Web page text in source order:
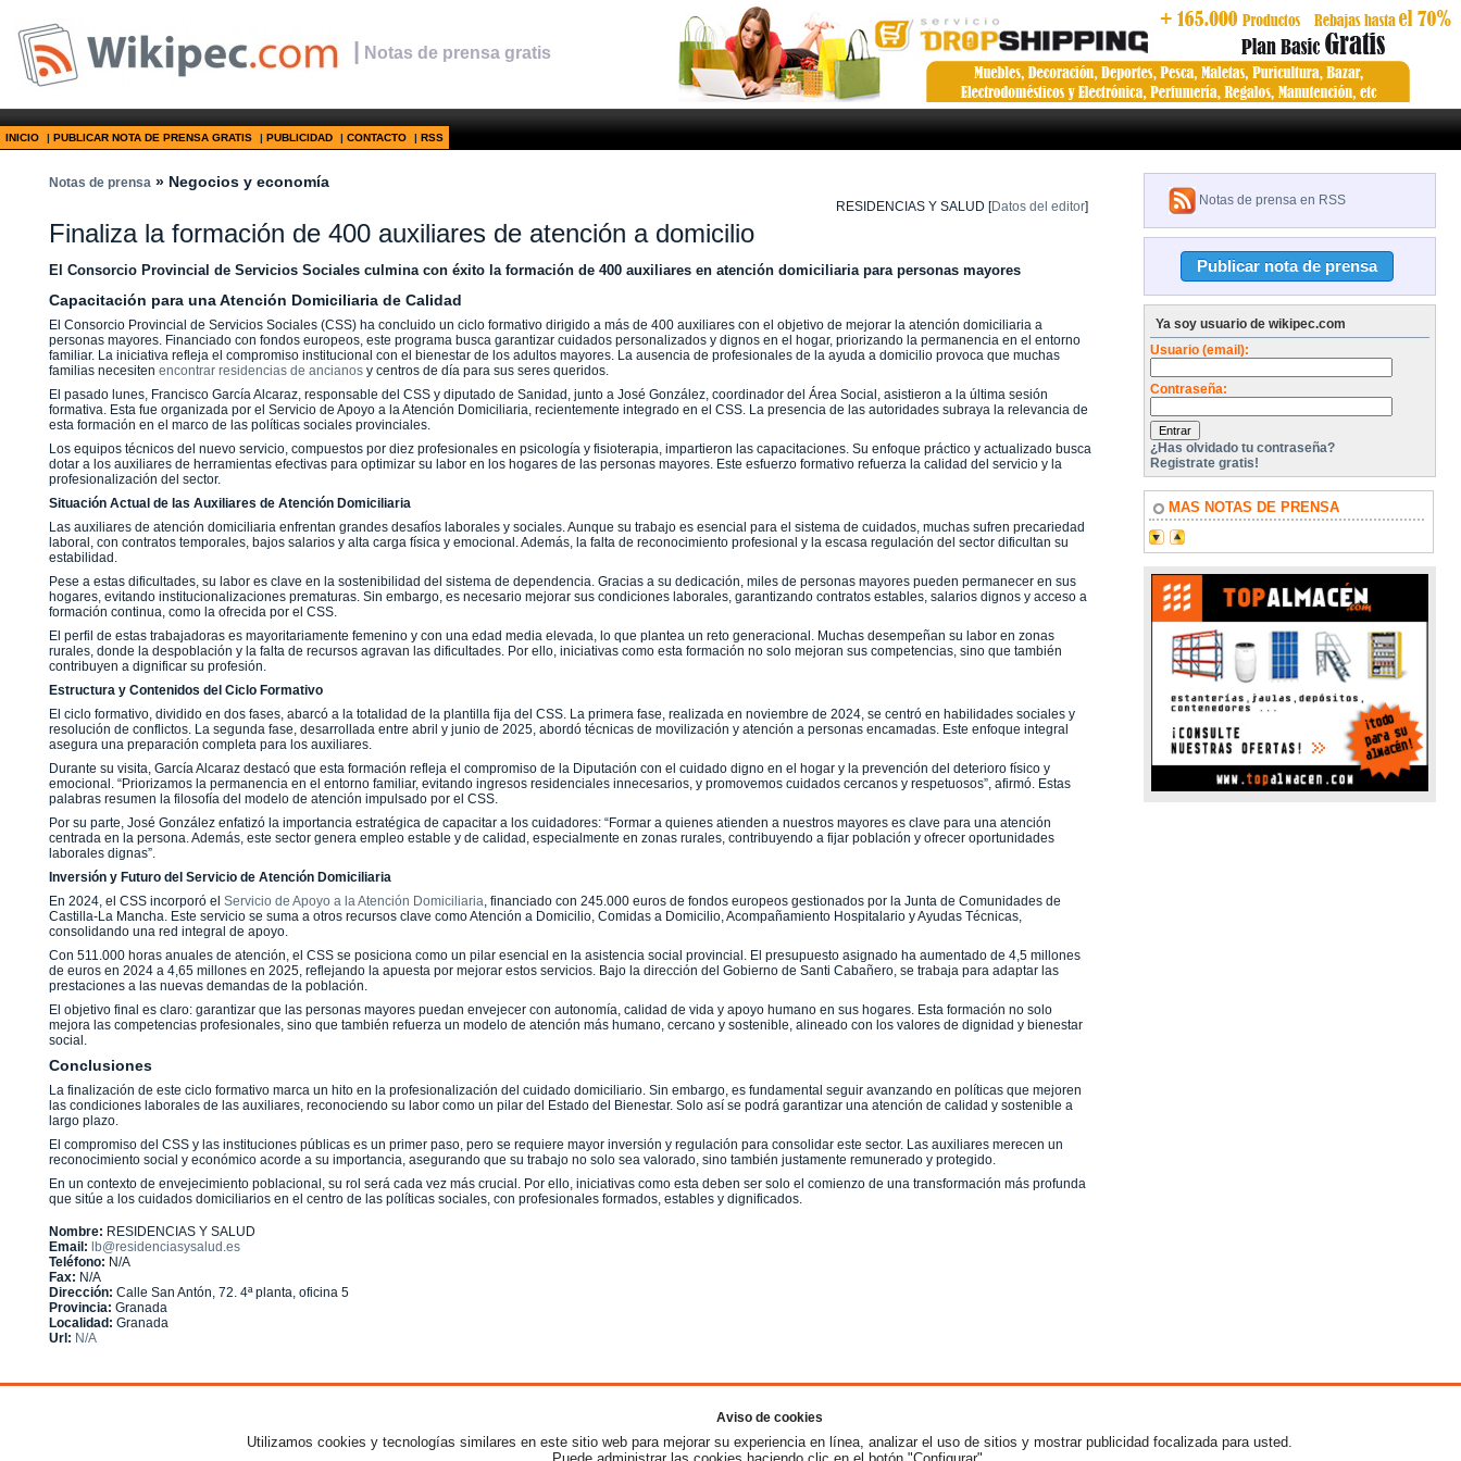
| Notas de prensa gratis
INICIO | PUBLICAR NOTA DE PRENSA GRATIS | PUBLICIDAD | CONTACTO | RSS
Notas de prensa » Negocios y economía
RESIDENCIAS Y SALUD [Datos del editor]
Finaliza la formación de 400 auxiliares de atención a domicilio
El Consorcio Provincial de Servicios Sociales culmina con éxito la formación de 400 auxiliares en atención domiciliaria para personas mayores
Capacitación para una Atención Domiciliaria de Calidad
El Consorcio Provincial de Servicios Sociales (CSS) ha concluido un ciclo formativo dirigido a más de 400 auxiliares con el objetivo de mejorar la atención domiciliaria a
personas mayores. Financiado con fondos europeos, este programa busca garantizar cuidados personalizados y dignos en el hogar, priorizando la permanencia en el entorno
familiar. La iniciativa refleja el compromiso institucional con el bienestar de los adultos mayores. La ausencia de profesionales de la ayuda a domicilio provoca que muchas
familias necesiten encontrar residencias de ancianos y centros de día para sus seres queridos.
El pasado lunes, Francisco García Alcaraz, responsable del CSS y diputado de Sanidad, junto a José González, coordinador del Área Social, asistieron a la última sesión
formativa. Esta fue organizada por el Servicio de Apoyo a la Atención Domiciliaria, recientemente integrado en el CSS. La presencia de las autoridades subraya la relevancia de
esta formación en el marco de las políticas sociales provinciales.
Los equipos técnicos del nuevo servicio, compuestos por diez profesionales en psicología y fisioterapia, impartieron las capacitaciones. Su enfoque práctico y actualizado busca
dotar a los auxiliares de herramientas efectivas para optimizar su labor en los hogares de las personas mayores. Este esfuerzo formativo refuerza la calidad del servicio y la
profesionalización del sector.
Situación Actual de las Auxiliares de Atención Domiciliaria
Las auxiliares de atención domiciliaria enfrentan grandes desafíos laborales y sociales. Aunque su trabajo es esencial para el sistema de cuidados, muchas sufren precariedad
laboral, con contratos temporales, bajos salarios y alta carga física y emocional. Además, la falta de reconocimiento profesional y la escasa regulación del sector dificultan su
estabilidad.
Pese a estas dificultades, su labor es clave en la sostenibilidad del sistema de dependencia. Gracias a su dedicación, miles de personas mayores pueden permanecer en sus
hogares, evitando institucionalizaciones prematuras. Sin embargo, es necesario mejorar sus condiciones laborales, garantizando contratos estables, salarios dignos y acceso a
formación continua, como la ofrecida por el CSS.
El perfil de estas trabajadoras es mayoritariamente femenino y con una edad media elevada, lo que plantea un reto generacional. Muchas desempeñan su labor en zonas
rurales, donde la despoblación y la falta de recursos agravan las dificultades. Por ello, iniciativas como esta formación no solo mejoran sus competencias, sino que también
contribuyen a dignificar su profesión.
Estructura y Contenidos del Ciclo Formativo
El ciclo formativo, dividido en dos fases, abarcó a la totalidad de la plantilla fija del CSS. La primera fase, realizada en noviembre de 2024, se centró en habilidades sociales y
resolución de conflictos. La segunda fase, desarrollada entre abril y junio de 2025, abordó técnicas de movilización y atención a personas encamadas. Este enfoque integral
asegura una preparación completa para los auxiliares.
Durante su visita, García Alcaraz destacó que esta formación refleja el compromiso de la Diputación con el cuidado digno en el hogar y la prevención del deterioro físico y
emocional. “Priorizamos la permanencia en el entorno familiar, evitando ingresos residenciales innecesarios, y promovemos cuidados cercanos y respetuosos”, afirmó. Estas
palabras resumen la filosofía del modelo de atención impulsado por el CSS.
Por su parte, José González enfatizó la importancia estratégica de capacitar a los cuidadores: “Formar a quienes atienden a nuestros mayores es clave para una atención
centrada en la persona. Además, este sector genera empleo estable y de calidad, especialmente en zonas rurales, contribuyendo a fijar población y ofrecer oportunidades
laborales dignas”.
Inversión y Futuro del Servicio de Atención Domiciliaria
En 2024, el CSS incorporó el Servicio de Apoyo a la Atención Domiciliaria, financiado con 245.000 euros de fondos europeos gestionados por la Junta de Comunidades de
Castilla-La Mancha. Este servicio se suma a otros recursos clave como Atención a Domicilio, Comidas a Domicilio, Acompañamiento Hospitalario y Ayudas Técnicas,
consolidando una red integral de apoyo.
Con 511.000 horas anuales de atención, el CSS se posiciona como un pilar esencial en la asistencia social provincial. El presupuesto asignado ha aumentado de 4,5 millones
de euros en 2024 a 4,65 millones en 2025, reflejando la apuesta por mejorar estos servicios. Bajo la dirección del Gobierno de Santi Cabañero, se trabaja para adaptar las
prestaciones a las nuevas demandas de la población.
El objetivo final es claro: garantizar que las personas mayores puedan envejecer con autonomía, calidad de vida y apoyo humano en sus hogares. Esta formación no solo
mejora las competencias profesionales, sino que también refuerza un modelo de atención más humano, cercano y sostenible, alineado con los valores de dignidad y bienestar
social.
Conclusiones
La finalización de este ciclo formativo marca un hito en la profesionalización del cuidado domiciliario. Sin embargo, es fundamental seguir avanzando en políticas que mejoren
las condiciones laborales de las auxiliares, reconociendo su labor como un pilar del Estado del Bienestar. Solo así se podrá garantizar una atención de calidad y sostenible a
largo plazo.
El compromiso del CSS y las instituciones públicas es un primer paso, pero se requiere mayor inversión y regulación para consolidar este sector. Las auxiliares merecen un
reconocimiento social y económico acorde a su importancia, asegurando que su trabajo no solo sea valorado, sino también justamente remunerado y protegido.
En un contexto de envejecimiento poblacional, su rol será cada vez más crucial. Por ello, iniciativas como esta deben ser solo el comienzo de una transformación más profunda
que sitúe a los cuidados domiciliarios en el centro de las políticas sociales, con profesionales formados, estables y dignificados.
Nombre: RESIDENCIAS Y SALUD
Email: lb@residenciasysalud.es
Teléfono: N/A
Fax: N/A
Dirección: Calle San Antón, 72. 4ª planta, oficina 5
Provincia: Granada
Localidad: Granada
Url: N/A
Notas de prensa en RSS
Ya soy usuario de wikipec.com
Usuario (email):
Contraseña:
¿Has olvidado tu contraseña?
Registrate gratis!
MAS NOTAS DE PRENSA
Estanterías Manutención
Muebles con palets
Aviso de cookies
Utilizamos cookies y tecnologías similares en este sitio web para mejorar su experiencia en línea, analizar el uso de sitios y mostrar publicidad focalizada para usted.